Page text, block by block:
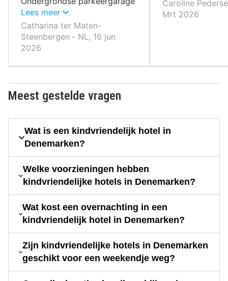
is ook een pre.
Lees meer
Catharina ter Maten-
Steenbergen ‐ NL, 16 jun
2026
Caroline
Mrt 2026
Meest gestelde vragen
Wat is een kindvriendelijk hotel in
Denemarken?
Welke voorzieningen hebben
kindvriendelijke hotels in Denemarken?
Wat kost een overnachting in een
kindvriendelijk hotel in Denemarken?
Zijn kindvriendelijke hotels in Denemarken
geschikt voor een weekendje weg?